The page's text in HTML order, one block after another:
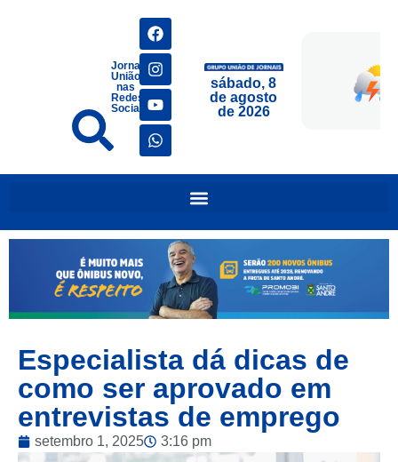
Jornais
União
nas
Redes
Sociais
sábado, 8
de agosto
de 2026
Especialista dá dicas de
como ser aprovado em
entrevistas de emprego
setembro 1, 2025 3:16 pm